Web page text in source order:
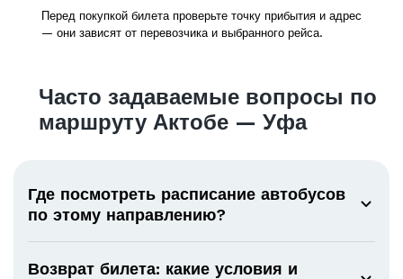
Перед покупкой билета проверьте точку прибытия и адрес
— они зависят от перевозчика и выбранного рейса.
Часто задаваемые вопросы по
маршруту Актобе — Уфа
Где посмотреть расписание автобусов
по этому направлению?
Возврат билета: какие условия и